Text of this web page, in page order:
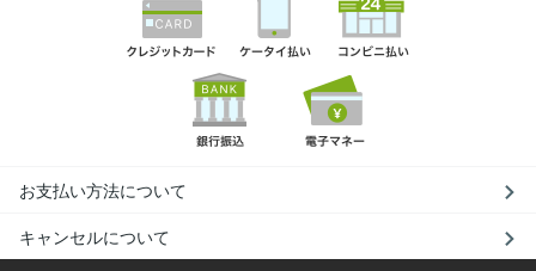
お支払い方法について
キャンセルについて